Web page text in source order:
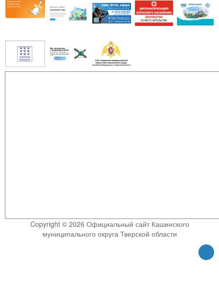
Copyright © 2026 Официальный сайт Кашинского
муниципального округа Тверской области